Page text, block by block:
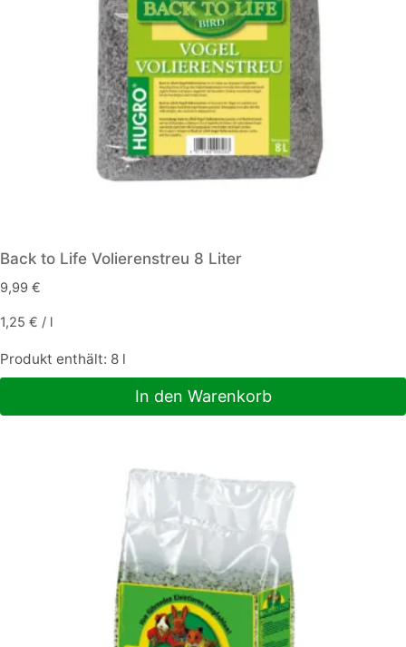
Back to Life Volierenstreu 8 Liter
9,99 €
1,25 € / l
Produkt enthält: 8 l
In den Warenkorb